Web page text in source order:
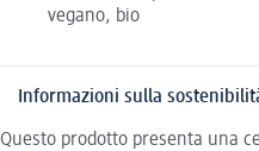
vegano, bio
Informazioni sulla
Questo prodotto presenta una